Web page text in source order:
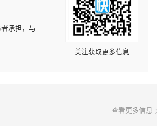
承担，与
关注获取更多信息
查看更多信息